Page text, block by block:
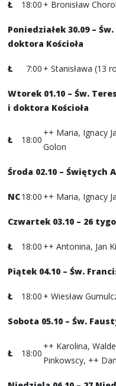
Ł 18:00 + Bronisław
Poniedziałek 30.09 –
doktora Kościoła
Ł 7:00 + Stanisława (13
Wtorek 01.10 – Św.
i doktora Kościoła
Ł 18:00
++ Maria, Ignacy
Golon
Środa 02.10 – Świętych
NC18:00 ++ Maria, Ignacy
Czwartek 03.10 – 26
Ł 18:00 ++ Antonina, Jan
Piątek 04.10 – Św.
Ł 18:00 + Wiesław
Sobota 05.10 – Św.
Ł 18:00
++ Karolina,
Pinkowscy, ++